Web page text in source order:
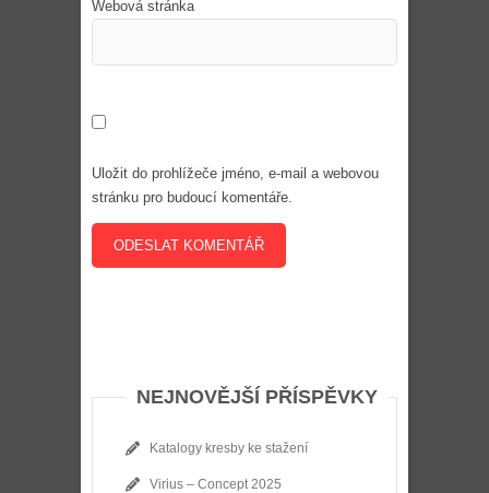
Webová stránka
Uložit do prohlížeče jméno, e-mail a webovou
stránku pro budoucí komentáře.
NEJNOVĚJŠÍ PŘÍSPĚVKY
Katalogy kresby ke stažení
Virius – Concept 2025